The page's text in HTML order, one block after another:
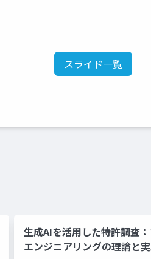
スライド一覧
生成AIを活用した特許調査
エンジニアリングの理論と